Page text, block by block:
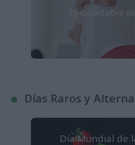
25 de octubre
Días Raros y
Día Mundial de